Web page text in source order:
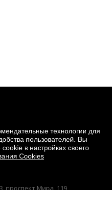
культуры РФ
проспект Мира, 119,
технологии для
пользователей. Вы
в настройках своего
Cookies